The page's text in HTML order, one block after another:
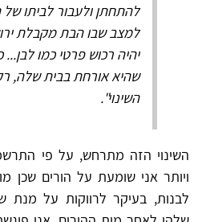
להתחתן ולעבור לביתו של
למצב שבו הבת מקבלת
יהיה רכוש פרטי כמו
שהיא אורחת בבית שלה,
השינוי".
השינוי הזה מתרחש, על פי
ויותר אני שומעת על הורים שכן
לבנות, בעיקר לרווקות על מנת